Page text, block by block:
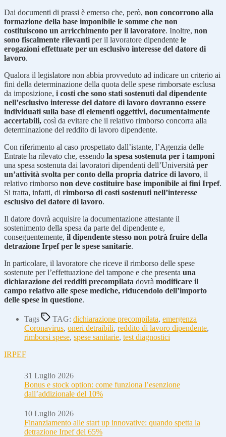
Dai documenti di prassi è emerso che, però, non concorrono alla
formazione della base imponibile le somme che non
costituiscono un arricchimento per il lavoratore. Inoltre, non
sono fiscalmente rilevanti per il lavoratore dipendente le
erogazioni effettuate per un esclusivo interesse del datore di
lavoro.
Qualora il legislatore non abbia provveduto ad indicare un criterio ai
fini della determinazione della quota delle spese rimborsate esclusa
da imposizione, i costi che sono stati sostenuti dal dipendente
nell’esclusivo interesse del datore di lavoro dovranno essere
individuati sulla base di elementi oggettivi, documentalmente
accertabili, così da evitare che il relativo rimborso concorra alla
determinazione del reddito di lavoro dipendente.
Con riferimento al caso prospettato dall’istante, l’Agenzia delle
Entrate ha rilevato che, essendo la spesa sostenuta per i tamponi
una spesa sostenuta dai lavoratori dipendenti dell’Università per
un’attività svolta per conto della propria datrice di lavoro, il
relativo rimborso non deve costituire base imponibile ai fini Irpef.
Si tratta, infatti, di rimborso di costi sostenuti nell’interesse
esclusivo del datore di lavoro.
Il datore dovrà acquisire la documentazione attestante il
sostenimento della spesa da parte del dipendente e,
conseguentemente, il dipendente stesso non potrà fruire della
detrazione Irpef per le spese sanitarie.
In particolare, il lavoratore che riceve il rimborso delle spese
sostenute per l’effettuazione del tampone e che presenta una
dichiarazione dei redditi precompilata dovrà modificare il
campo relativo alle spese mediche, riducendolo dell’importo
delle spese in questione.
Tags TAG: dichiarazione precompilata, emergenza
Coronavirus, oneri detraibili, reddito di lavoro dipendente,
rimborsi spese, spese sanitarie, test diagnostici
IRPEF
31 Luglio 2026
Bonus e stock option: come funziona l’esenzione
dall’addizionale del 10%
10 Luglio 2026
Finanziamento alle start up innovative: quando spetta la
detrazione Irpef del 65%